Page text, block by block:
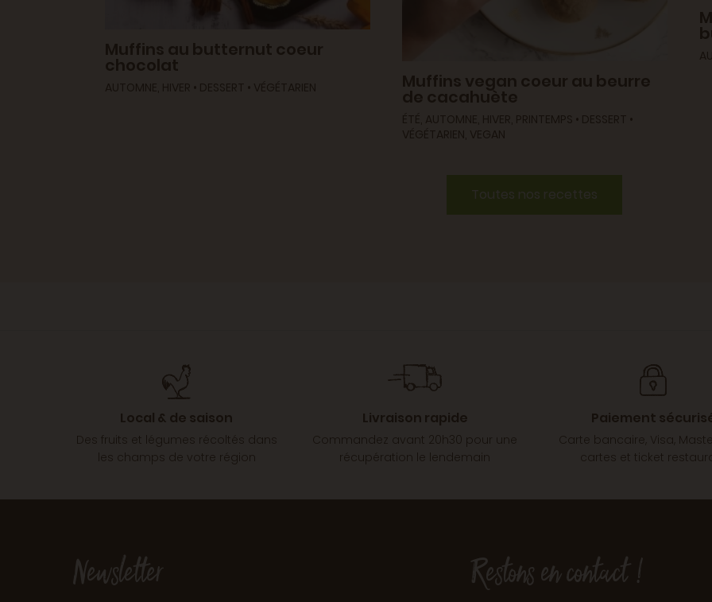
Toutes nos recettes
Local & de saison
Des fruits et légumes récoltés dans
les champs de votre région
Livraison rapide
Commandez avant 20h30 pour une
récupération le lendemain
Paiement
Carte bancaire, Visa,
cartes et ticket
Newsletter Restons en contact !